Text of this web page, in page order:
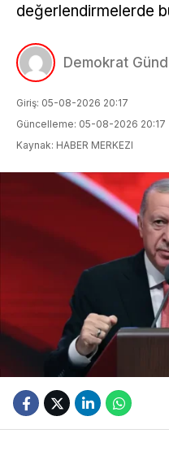
değerlendirmelerde
Demokrat
Giriş: 05-08-2026 20:17
Güncelleme: 05-08-2026 20:17
Kaynak: HABER MERKEZI